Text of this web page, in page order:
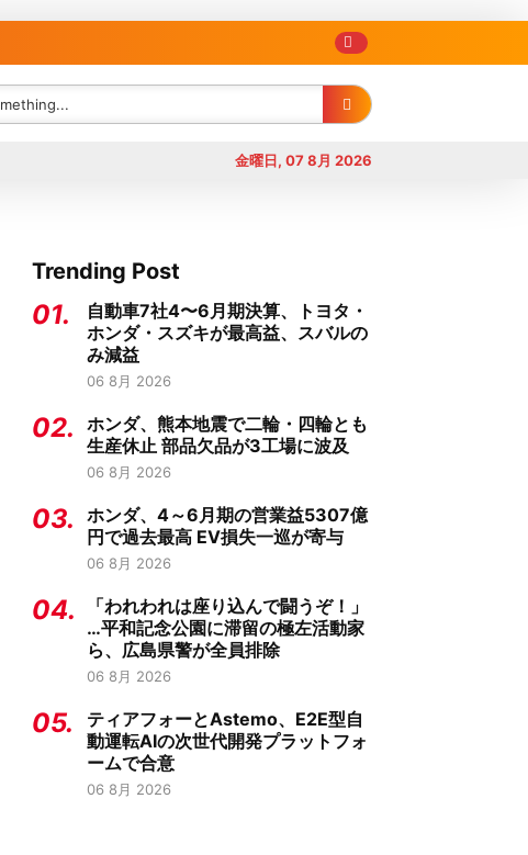
金曜日, 07 8月 2026
Trending Post
01.
自動車7社4〜6月期決算、トヨタ・
ホンダ・スズキが最高益、スバルの
み減益
06 8月 2026
02.
ホンダ、熊本地震で二輪・四輪とも
生産休止 部品欠品が3工場に波及
06 8月 2026
03.
ホンダ、4～6月期の営業益5307億
円で過去最高 EV損失一巡が寄与
06 8月 2026
04.
「われわれは座り込んで闘うぞ！」
…平和記念公園に滞留の極左活動家
ら、広島県警が全員排除
06 8月 2026
05.
ティアフォーとAstemo、E2E型自
動運転AIの次世代開発プラットフォ
ームで合意
06 8月 2026